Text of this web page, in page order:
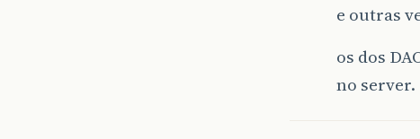
e outras
os dos
no server.